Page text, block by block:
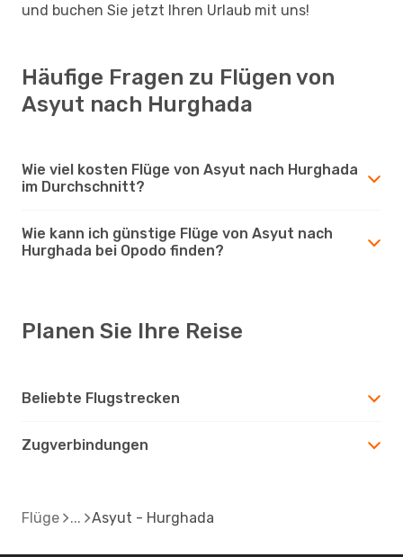
und buchen Sie jetzt Ihren Urlaub mit uns!
Häufige Fragen zu Flügen von
Asyut nach Hurghada
Wie viel kosten Flüge von Asyut nach Hurghada
im Durchschnitt?
Wie kann ich günstige Flüge von Asyut nach
Hurghada bei Opodo finden?
Planen Sie Ihre Reise
Beliebte Flugstrecken
Zugverbindungen
Flüge Asyut - Hurghada